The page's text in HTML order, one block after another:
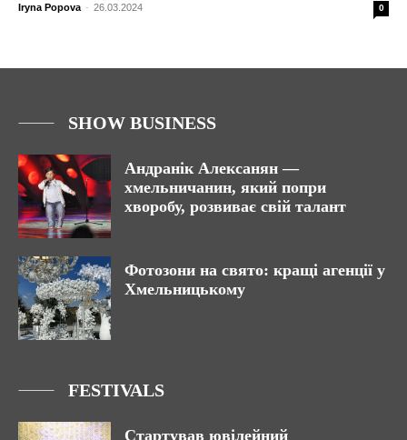
Iryna Popova - 26.03.2024 0
SHOW BUSINESS
Андранік Алексанян —
хмельничанин, який попри
хворобу, розвиває свій талант
Фотозони на свято: кращі агенції у
Хмельницькому
FESTIVALS
Стартував ювілейний